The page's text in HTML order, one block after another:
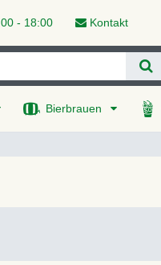
- 18:00 Kontakt
Bierbrauen